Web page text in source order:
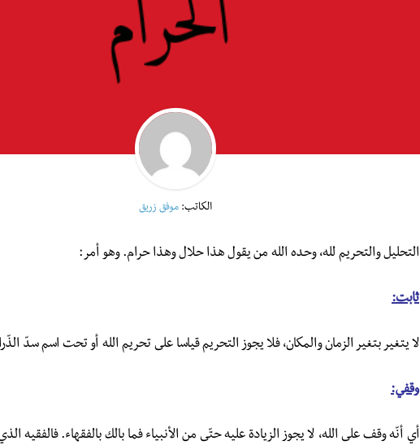
الكاتب: موفق زريق
التحليل والتحريم لله، وحده الله من يقول هذا حلال وهذا حرام. وهو أمر:
ثابت:
لا يتغير بتغير الزمان والمكان، فلا يجوز التحريم قياسا على تحريم الله أو تحت اسم سدّ
وقفي:
أي أنّه وقف على الله، لا يجوز الزيادة عليه حتّى من الأنبياء فما بالك بالفقهاء. فالفقيه